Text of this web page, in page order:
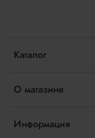
Каталог
О магазине
Информация